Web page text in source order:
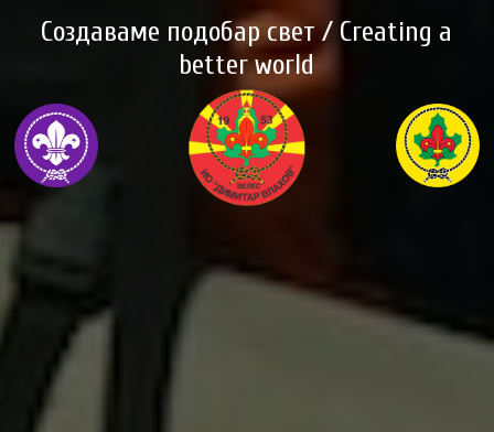
Создаваме подобар свет / Creating a
better world